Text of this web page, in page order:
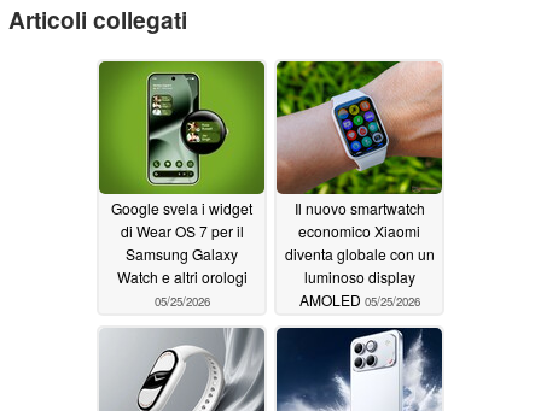
Articoli collegati
Google svela i widget
di Wear OS 7 per il
Samsung Galaxy
Watch e altri orologi
05/25/2026
Il nuovo smartwatch
economico Xiaomi
diventa globale con un
luminoso display
AMOLED 05/25/2026